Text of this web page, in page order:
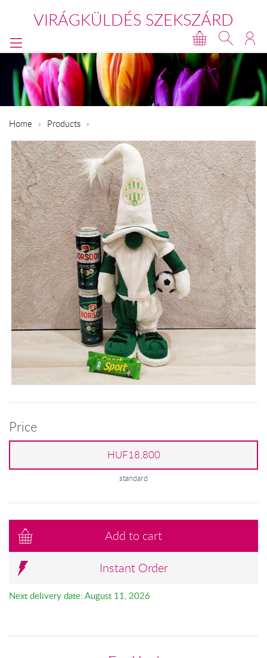
VIRÁGKÜLDÉS SZEKSZÁRD
Home Products
Price
HUF18,800
standard
Add to cart
Instant Order
Next delivery date: August 11, 2026